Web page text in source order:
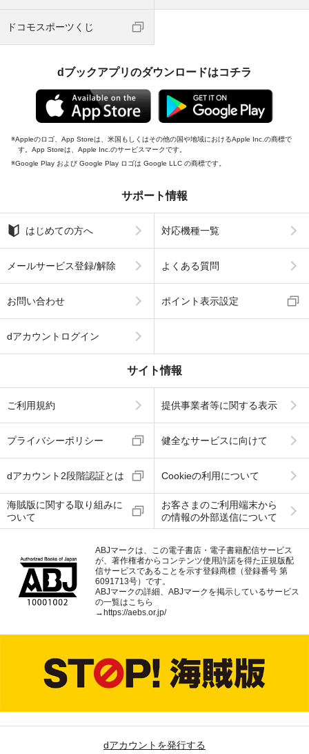
ドコモスポーツくじ
dブックアプリのダウンロードはコチラ
Appleのロゴ、App Storeは、米国もしくはその他の国や地域におけるApple Inc.の商標で
す。App Storeは、Apple Inc.のサービスマークです。
Google Play および Google Play ロゴは Google LLC の商標です。
サポート情報
はじめての方へ 対応機種一覧
メールサービス登録/解除 よくある質問
お問い合わせ ポイント表示設定
dアカウントログイン
サイト情報
ご利用規約 提供事業者等に関する表示
プライバシーポリシー 健全なサービスに向けて
dアカウント2段階認証とは Cookieの利用について
海賊版に関する取り組みに
ついて
お客さまのご利用端末から
の情報の外部送信について
ABJマークは、この電子書店・電子書籍配信サービス
が、著作権者からコンテンツ使用許諾を得た正規版配
信サービスであることを示す登録商標（登録番号 第
6091713号）です。
ABJマークの詳細、ABJマークを掲示しているサービス
の一覧はこちら
→https://aebs.or.jp/
dアカウントを発行する